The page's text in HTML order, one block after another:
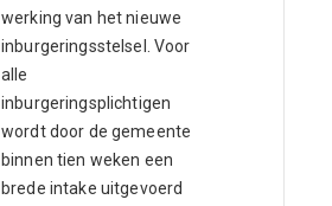
werking van het nieuwe
inburgeringsstelsel. Voor
alle
inburgeringsplichtigen
wordt door de gemeente
binnen tien weken een
brede intake uitgevoerd